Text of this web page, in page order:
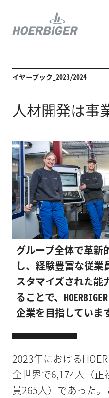
イヤーブック_2023/2024
人材開発は事
グループ全体で革新
し、経験豊富な従業
スタマイズされた能
ることで、
企業を目指しています
2023年における
全世界で6,174人（正
員265人）であった